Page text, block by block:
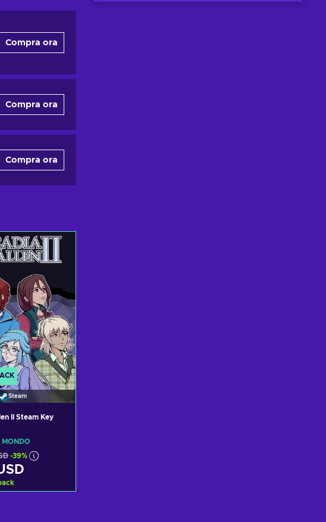
Compra ora
Compra ora
Compra ora
Steam
II Steam Key
MONDO
-39%